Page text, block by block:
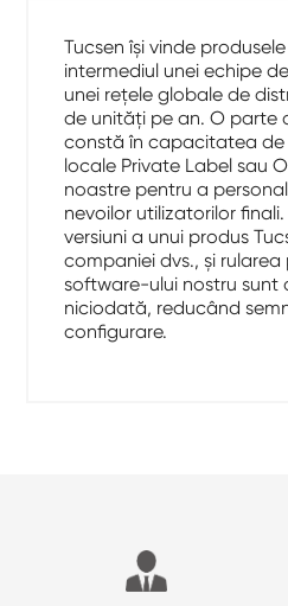
Tucsen își vinde
intermediul unei echipe
unei rețele globale de
de unități pe an. O parte
constă în capacitatea de
locale Private Label sau
noastre pentru a
nevoilor utilizatorilor
versiuni a unui produs
companiei dvs., și
software-ului nostru sunt
niciodată, reducând
configurare.